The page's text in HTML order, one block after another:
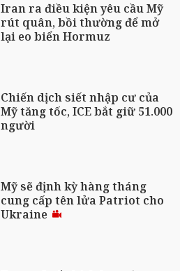
Iran ra điều kiện yêu cầu Mỹ
rút quân, bồi thường để mở
lại eo biển Hormuz
Chiến dịch siết nhập cư của
Mỹ tăng tốc, ICE bắt giữ 51.000
người
Mỹ sẽ định kỳ hàng tháng
cung cấp tên lửa Patriot cho
Ukraine